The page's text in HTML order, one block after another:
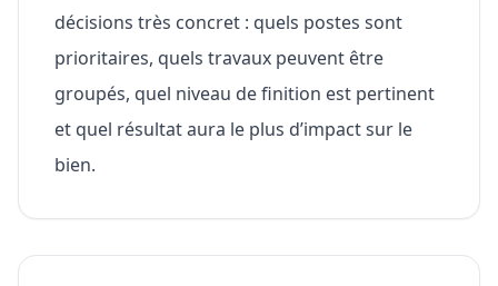
décisions très concret : quels postes sont
prioritaires, quels travaux peuvent être
groupés, quel niveau de finition est pertinent
et quel résultat aura le plus d’impact sur le
bien.